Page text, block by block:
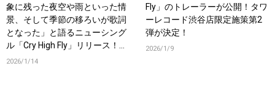
象に残った夜空や雨といった情
景、そして季節の移ろいが歌詞
となった」と語るニューシング
ル「Cry High Fly」リリース！オ
フィシャルインタビューも公
2026/1/14
Fly」のトレーラーが公開！タワ
ーレコード渋谷店限定施策第2
弾が決定！
2026/1/9